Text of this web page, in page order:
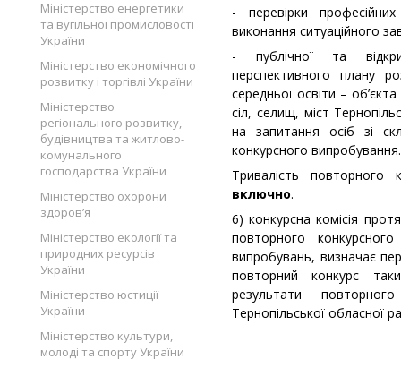
Міністерство енергетики
та вугільної промисловості
України
Міністерство економічного
розвитку і торгівлі України
Міністерство
регіонального розвитку,
будівництва та житлово-
комунального
господарства України
Міністерство охорони
здоров’я
Міністерство екології та
природних ресурсів
України
Міністерство юстиції
України
Міністерство культури,
молоді та спорту України
- перевірки
виконання ситуаційного
- публічної та
перспективного плану
середньої освіти –
сіл, селищ, міст
на запитання осіб зі
конкурсного випробування.
Тривалість
включно.
6) конкурсна комісія
повторного
випробувань, визначає
повторний конкурс
результати
Тернопільської обласної